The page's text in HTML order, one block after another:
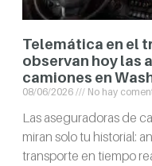
Telemática en el
observan hoy las
camiones en
08/06/2026 No hay
Las aseguradoras de
miran solo tu historial:
transporte en tiempo